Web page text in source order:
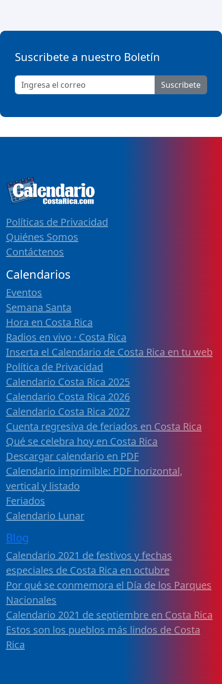
Suscribete a nuestro Boletín
Suscribete
Políticas de Privacidad
Quiénes Somos
Contáctenos
Calendarios
Eventos
Semana Santa
Hora en Costa Rica
Radios en vivo · Costa Rica
Inserta el Calendario de Costa Rica en tu web
Política de Privacidad
Calendario Costa Rica 2025
Calendario Costa Rica 2026
Calendario Costa Rica 2027
Cuenta regresiva de feriados en Costa Rica
Qué se celebra hoy en Costa Rica
Descargar calendario en PDF
Calendario imprimible: PDF horizontal,
vertical y listado
Feriados
Calendario Lunar
Blog
Calendario 2021 de festivos y fechas
especiales de Costa Rica en octubre
Por qué se conmemora el Día de los Parques
Nacionales
Calendario 2021 de septiembre en Costa Rica
Estos son los pueblos más lindos de Costa
Rica